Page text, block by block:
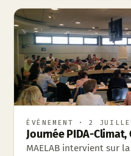
ÉVÉNEMENT · 2
Journée PIDA-Climat,
MAELAB intervient sur